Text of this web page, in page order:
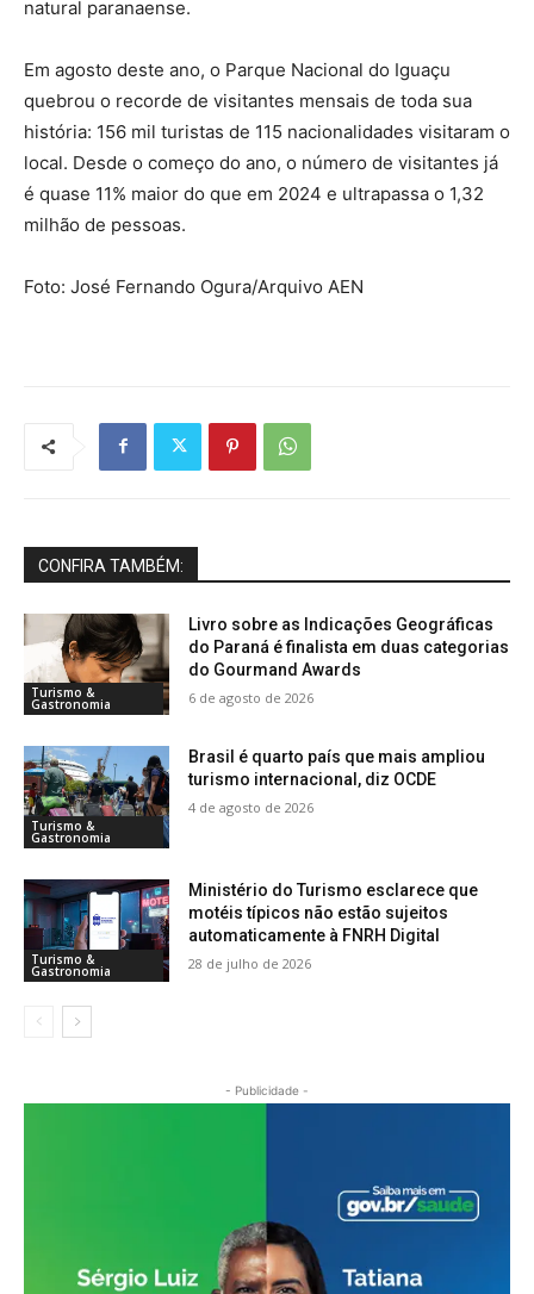
natural paranaense.
Em agosto deste ano, o Parque Nacional do Iguaçu
quebrou o recorde de visitantes mensais de toda sua
história: 156 mil turistas de 115 nacionalidades visitaram o
local. Desde o começo do ano, o número de visitantes já
é quase 11% maior do que em 2024 e ultrapassa o 1,32
milhão de pessoas.
Foto: José Fernando Ogura/Arquivo AEN
CONFIRA TAMBÉM:
Turismo &
Gastronomia
Livro sobre as Indicações Geográficas
do Paraná é finalista em duas categorias
do Gourmand Awards
6 de agosto de 2026
Turismo &
Gastronomia
Brasil é quarto país que mais ampliou
turismo internacional, diz OCDE
4 de agosto de 2026
Turismo &
Gastronomia
Ministério do Turismo esclarece que
motéis típicos não estão sujeitos
automaticamente à FNRH Digital
28 de julho de 2026
- Publicidade -